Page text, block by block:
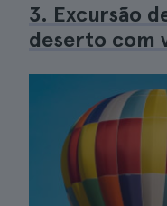
3. Excursão
deserto com